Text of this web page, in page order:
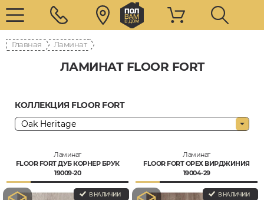
Главная Ламинат
ЛАМИНАТ FLOOR FORT
КОЛЛЕКЦИЯ FLOOR FORT
Ламинат
FLOOR FORT ДУБ КОРНЕР БРУК
19009-20
В НАЛИЧИИ
Ламинат
FLOOR FORT ОРЕХ ВИРДЖИНИЯ
19004-29
В НАЛИЧИИ